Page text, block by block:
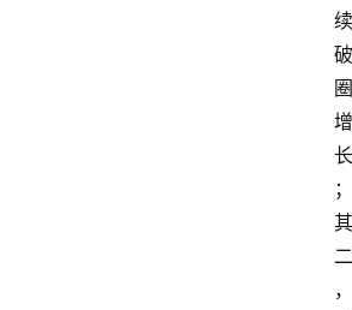
续
破
圈
增
长
；
其
二
，